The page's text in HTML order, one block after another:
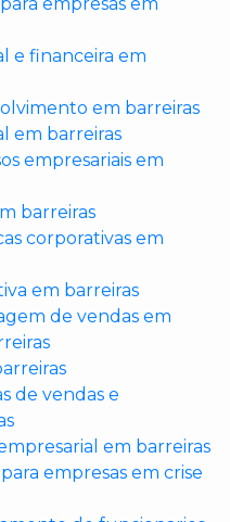
empresas em
e financeira em
em barreiras
em barreiras
empresariais em
barreiras
corporativas em
em barreiras
de vendas em
de vendas e
em barreiras
empresas em crise